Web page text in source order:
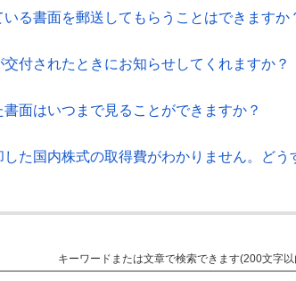
る書面を郵送してもらうことはできますか
付されたときにお知らせしてくれますか？
面はいつまで見ることができますか？
た国内株式の取得費がわかりません。どう
キーワードまたは文章で検索できます(200文字以